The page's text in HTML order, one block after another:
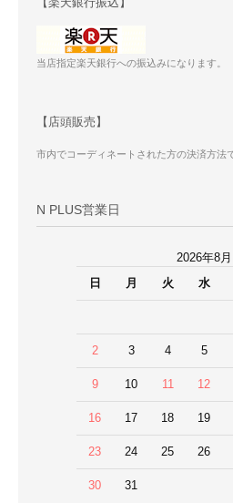
当店指定楽天銀行への振込みになります。
【店頭販売】
市内でコーディネートされた方の決済方法
N PLUS営業日
2026年8月
日
月 火 水
2 3 4 5
9 10 11 12
16 17 18 19
23 24 25 26
30 31